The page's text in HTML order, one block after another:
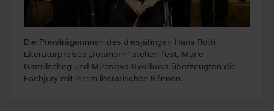
Die Preisträgerinnen des diesjährigen Hans Roth
Literaturpreises „rotahorn“ stehen fest. Marie
Gamillscheg und Miroslava Svolikova überzeugten die
Fachjury mit ihrem literarischen Können.